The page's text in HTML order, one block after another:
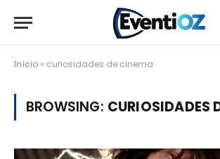
Início » curiosidades de cinema
BROWSING: CURIOSIDADES